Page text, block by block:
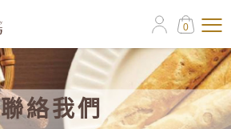
0
聯絡我們